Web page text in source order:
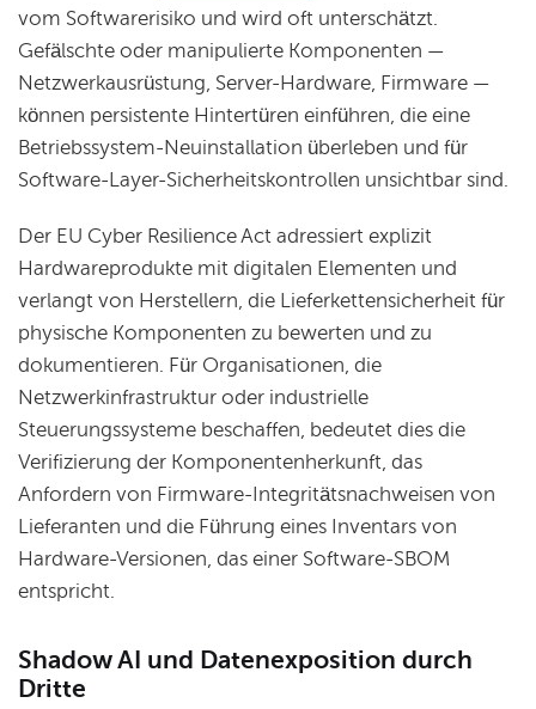
vom Softwarerisiko und wird oft unterschätzt.
Gefälschte oder manipulierte Komponenten —
Netzwerkausrüstung, Server-Hardware, Firmware —
können persistente Hintertüren einführen, die eine
Betriebssystem-Neuinstallation überleben und für
Software-Layer-Sicherheitskontrollen unsichtbar sind.
Der EU Cyber Resilience Act adressiert explizit
Hardwareprodukte mit digitalen Elementen und
verlangt von Herstellern, die Lieferkettensicherheit für
physische Komponenten zu bewerten und zu
dokumentieren. Für Organisationen, die
Netzwerkinfrastruktur oder industrielle
Steuerungssysteme beschaffen, bedeutet dies die
Verifizierung der Komponentenherkunft, das
Anfordern von Firmware-Integritätsnachweisen von
Lieferanten und die Führung eines Inventars von
Hardware-Versionen, das einer Software-SBOM
entspricht.
Shadow AI und Datenexposition durch
Dritte